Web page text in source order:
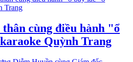
cùng điều hành "ổ
Quỳnh Trang